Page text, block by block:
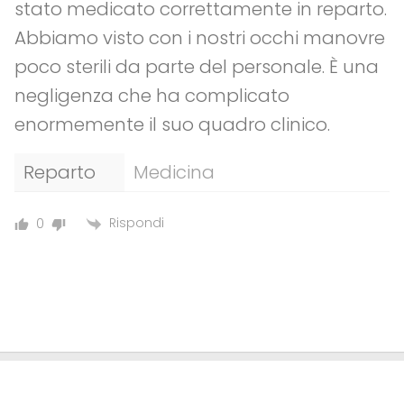
stato medicato correttamente in reparto.
Abbiamo visto con i nostri occhi manovre
poco sterili da parte del personale. È una
negligenza che ha complicato
enormemente il suo quadro clinico.
Reparto
Medicina
0 Rispondi